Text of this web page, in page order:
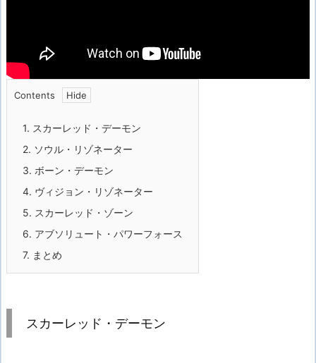
Contents
1. スカーレッド・デーモン
2. ソウル・リゾネーター
3. ボーン・デーモン
4. ヴィジョン・リゾネーター
5. スカーレッド・ゾーン
6. アブソリュート・パワーフォース
7. まとめ
スカーレッド・デーモン